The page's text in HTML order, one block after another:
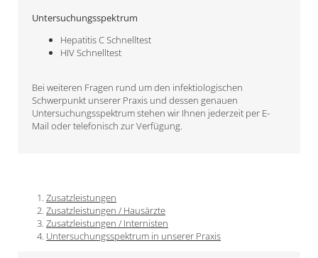
Untersuchungsspektrum
Hepatitis C Schnelltest
HIV Schnelltest
Bei weiteren Fragen rund um den infektiologischen
Schwerpunkt unserer Praxis und dessen genauen
Untersuchungsspektrum stehen wir Ihnen jederzeit per E-
Mail oder telefonisch zur Verfügung.
Zusatzleistungen
Zusatzleistungen / Hausärzte
Zusatzleistungen / Internisten
Untersuchungsspektrum in unserer Praxis